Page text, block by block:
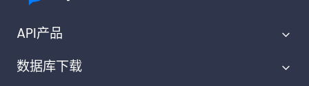
API产品
IP地理定位API
数据库下载